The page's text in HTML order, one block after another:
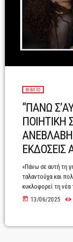
ΒΙΒΛΊΟ
“ΠΑΝΩ
ΑΝΕΒΛΑΒΗ
ΕΚΔΟΣΕΙΣ
«Πάνω σε αυτή τη
ταλαντούχα και
κυκλοφορεί τη νέα
γη αγκάθια» από
διαφορετικό «αχ».
today 13/06/2025